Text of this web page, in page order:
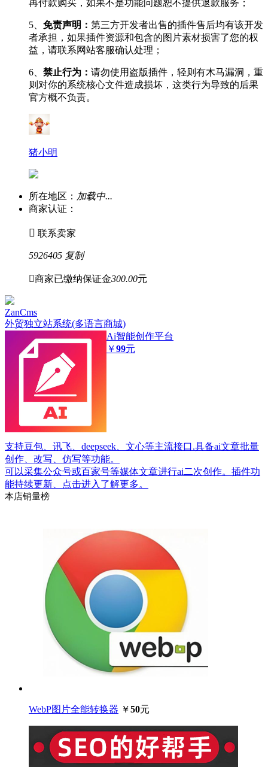
再付款购买，如果不是功能问题恕不提供退款服务；
5、 免责声明： 第三方开发者出售的插件售后均有该开发
者承担，如果插件资源和包含的图片素材损害了您的权
益，请联系网站客服确认处理；
6、 禁止行为： 请勿使用盗版插件，轻则有木马漏洞，重
则对你的系统核心文件造成损坏，这类行为导致的后果
官方概不负责。
猪小明
所在地区： 加载中...
商家认证：
 联系卖家
5926405 复制
商家已缴纳保证金300.00元
ZanCms
外贸独立站系统(多语言商城)
Ai智能创作平台
￥99元
支持豆包、讯飞、deepseek、文心等主流接口.具备ai文章批量
创作、改写、仿写等功能。
可以采集公众号或百家号等媒体文章进行ai二次创作。插件功
能持续更新、点击进入了解更多。
本店销量榜
WebP图片全能转换器 ￥50元